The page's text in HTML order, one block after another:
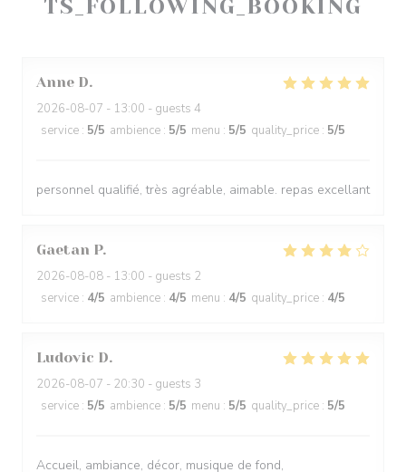
TS_FOLLOWING_BOOKING
Anne D
2026-08-07 - 13:00 - guests 4
service : 5/5 ambience : 5/5 menu : 5/5 quality_price : 5/5
personnel qualifié, très agréable, aimable. repas excellant
Gaetan P
2026-08-08 - 13:00 - guests 2
service : 4/5 ambience : 4/5 menu : 4/5 quality_price : 4/5
Ludovic D
2026-08-07 - 20:30 - guests 3
service : 5/5 ambience : 5/5 menu : 5/5 quality_price : 5/5
Accueil, ambiance, décor, musique de fond,